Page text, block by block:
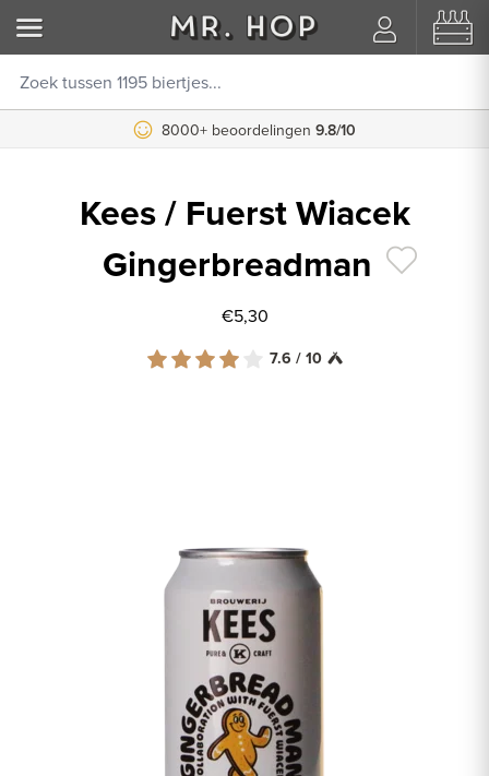
8000+ beoordelingen 9.8/10
Kees / Fuerst Wiacek
Gingerbreadman
€5,30
7.6 / 10